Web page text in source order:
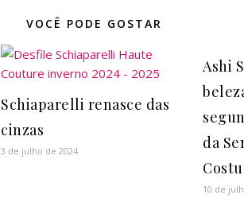
VOCÊ PODE GOSTAR
Schiaparelli renasce das
cinzas
3 de julho de 2024
Ashi
da
10 de